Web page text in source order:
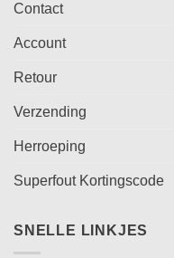
Contact
Account
Retour
Verzending
Herroeping
Superfout Kortingscode
SNELLE LINKJES